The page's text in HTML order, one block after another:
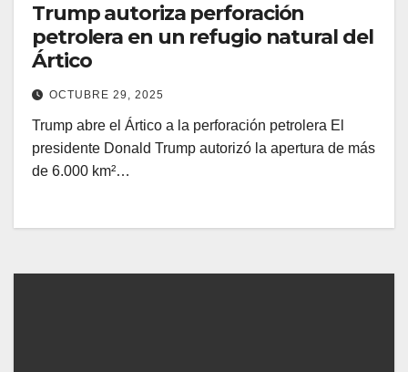
Trump autoriza perforación
petrolera en un refugio natural del
Ártico
OCTUBRE 29, 2025
Trump abre el Ártico a la perforación petrolera El
presidente Donald Trump autorizó la apertura de más
de 6.000 km²…